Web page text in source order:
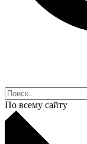
По всему сайту